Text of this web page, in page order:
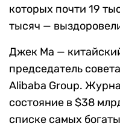
которых почти 19
тысяч —
Джек Ма —
председатель
Alibaba Group.
состояние в $38
списке самых